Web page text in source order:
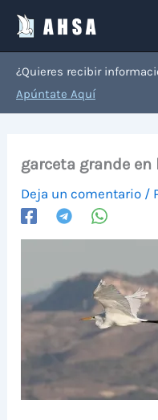
contenido
¿Quieres recibir
Apúntate Aquí
garceta grande
Deja un comentario /